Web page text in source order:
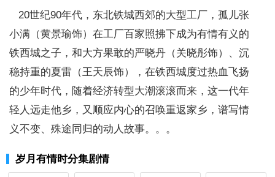
20世纪90年代，东北铁城西郊的大型工厂，孤儿张
小满（黄景瑜饰）在工厂百家照拂下成为有情有义的
铁西城之子，和大方果敢的严晓丹（关晓彤饰）、沉
稳持重的夏雷（王天辰饰），在铁西城度过热血飞扬
的少年时代，随着经济转型大潮滚滚而来，这一代年
轻人远走他乡，又顺应内心的召唤重返家乡，谱写情
义不变、殊途同归的动人故事。。。
岁月有情时分集剧情